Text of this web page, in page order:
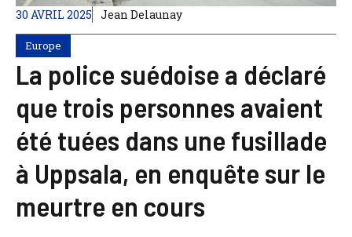
30 AVRIL 2025 Jean Delaunay
Europe
La police suédoise a déclaré
que trois personnes avaient
été tuées dans une fusillade
à Uppsala, en enquête sur le
meurtre en cours